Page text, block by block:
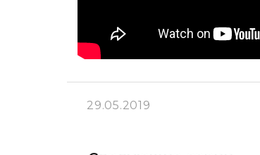
29.05.2019